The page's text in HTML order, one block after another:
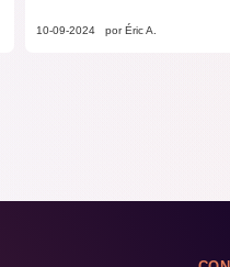
10-09-2024 por Éric A.